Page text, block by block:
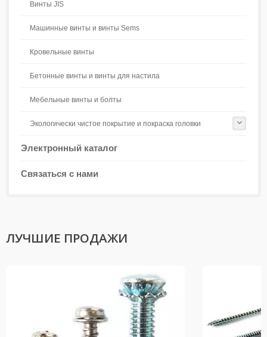
Винты JIS
Машинные винты и винты Sems
Кровельные винты
Бетонные винты и винты для настила
Мебельные винты и болты
Экологически чистое покрытие и покраска головки
Электронный каталог
Связаться с нами
ЛУЧШИЕ ПРОДАЖИ